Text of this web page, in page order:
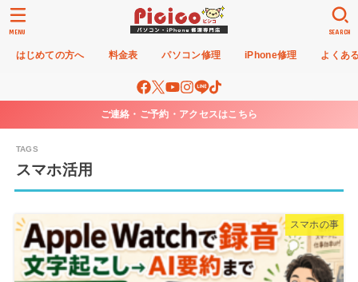
はじめての方へ 料金表 パソコン修理 iPhone修理 よくあ
SEARCH
MENU
ご連絡・ご予約・アクセスはこちら
スマホ活用
スマホの事